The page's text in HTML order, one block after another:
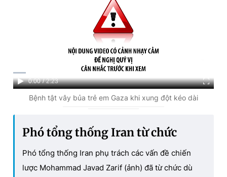
C
u
r
n
0:00 / D
u
a
i
o
2:23
Bệnh tật vây bủa trẻ em Gaza khi xung đột kéo dài
Phó tổng thống Iran từ chức
Phó tổng thống Iran phụ trách các vấn đề chiến
lược Mohammad Javad Zarif (ảnh) đã từ chức dù